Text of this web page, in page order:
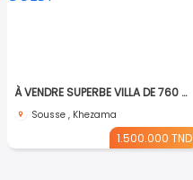
À VENDRE SUPERBE VILLA DE 760 m² À KHZEMA OUEST
Sousse , Khezama
1.500.000 TND